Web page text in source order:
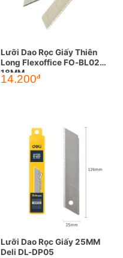
Lưỡi Dao Rọc Giấy Thiên
Long Flexoffice FO-BL02
18MM
Giá
gốc
14.200đGiá
Lưỡi Dao Rọc Giấy 25MM
Deli DL-DP05